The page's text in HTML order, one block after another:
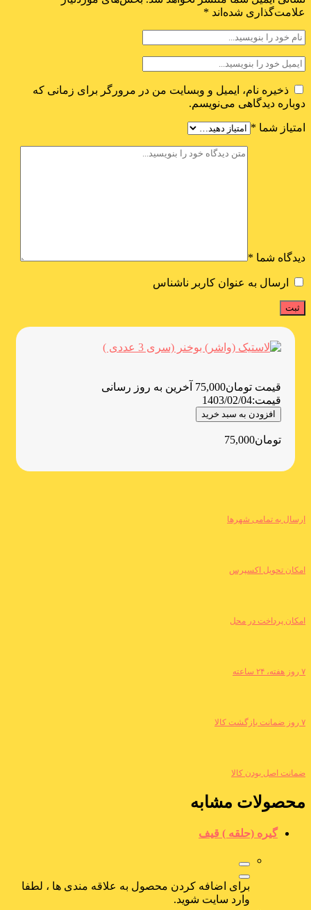
علامت‌گذاری شده‌اند *
ذخیره نام، ایمیل و وبسایت من در مرورگر برای زمانی که
دوباره دیدگاهی می‌نویسم.
امتیاز شما *
دیدگاه شما *
ارسال به عنوان کاربر ناشناس
قیمت تومان75,000 آخرین به روز رسانی
قیمت:1403/02/04
افزودن به سبد خرید
تومان75,000
ارسال به تمامی شهرها
امکان تحویل اکسپرس
امکان پرداخت در محل
۷ روز هفته، ۲۴ ساعته
۷ روز ضمانت بازگشت کالا
ضمانت اصل بودن کالا
محصولات مشابه
گیره (حلقه ) قیف
برای اضافه کردن محصول به علاقه مندی ها ، لطفا
وارد سایت شوید.